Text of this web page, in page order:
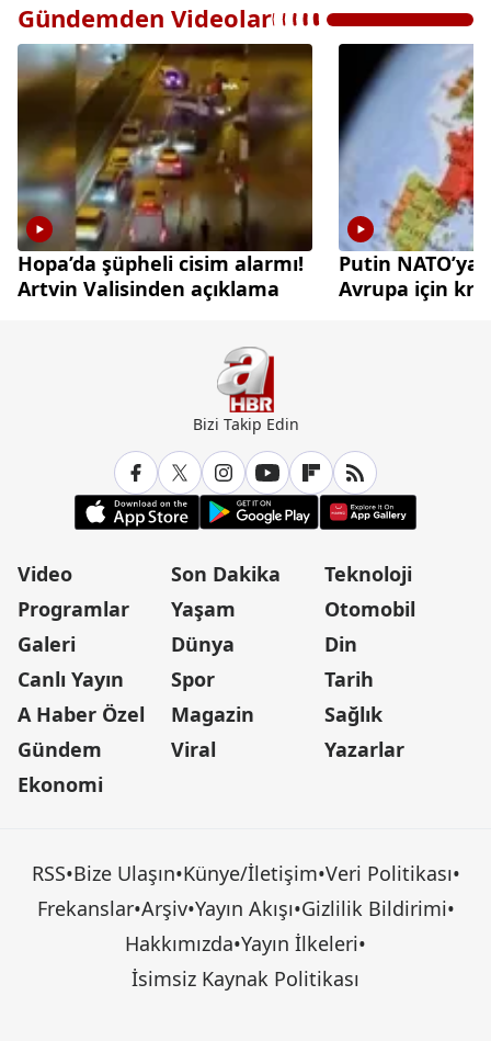
Gündemden Videolar
Hopa’da şüpheli cisim alarmı!
Artvin Valisinden açıklama
Putin NATO’ya
Avrupa için
Bizi Takip Edin
Video
Programlar
Galeri
Canlı Yayın
A Haber Özel
Gündem
Ekonomi
Son Dakika
Yaşam
Dünya
Spor
Magazin
Viral
Teknoloji
Otomobil
Din
Tarih
Sağlık
Yazarlar
RSS•Bize Ulaşın•Künye/İletişim•Veri Politikası•
Frekanslar•Arşiv•Yayın Akışı•Gizlilik Bildirimi•
Hakkımızda•Yayın İlkeleri•
İsimsiz Kaynak Politikası